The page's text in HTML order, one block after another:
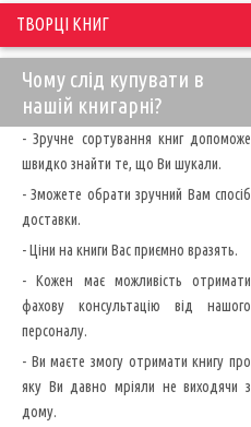
ТВОРЦІ КНИГ
Чому слід купувати в
нашій книгарні?
- Зручне сортування книг допоможе
швидко знайти те, що Ви шукали.
- Зможете обрати зручний Вам спосіб
доставки.
- Ціни на книги Вас приємно вразять.
- Кожен має можливість отримати
фахову консультацію від нашого
персоналу.
- Ви маєте змогу отримати книгу про
яку Ви давно мріяли не виходячи з
дому.